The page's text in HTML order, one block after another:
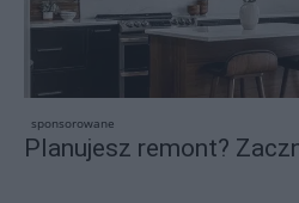
sponsorowane
Planujesz remont?